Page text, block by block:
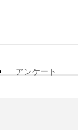
アンケート